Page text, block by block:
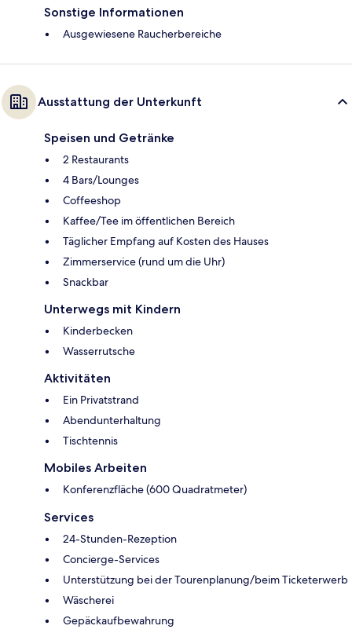
Sonstige Informationen
Ausgewiesene Raucherbereiche
Ausstattung der Unterkunft
Speisen und Getränke
2 Restaurants
4 Bars/Lounges
Coffeeshop
Kaffee/Tee im öffentlichen Bereich
Täglicher Empfang auf Kosten des Hauses
Zimmerservice (rund um die Uhr)
Snackbar
Unterwegs mit Kindern
Kinderbecken
Wasserrutsche
Aktivitäten
Ein Privatstrand
Abendunterhaltung
Tischtennis
Mobiles Arbeiten
Konferenzfläche (600 Quadratmeter)
Services
24-Stunden-Rezeption
Concierge-Services
Unterstützung bei der Tourenplanung/beim Ticketerwerb
Wäscherei
Gepäckaufbewahrung